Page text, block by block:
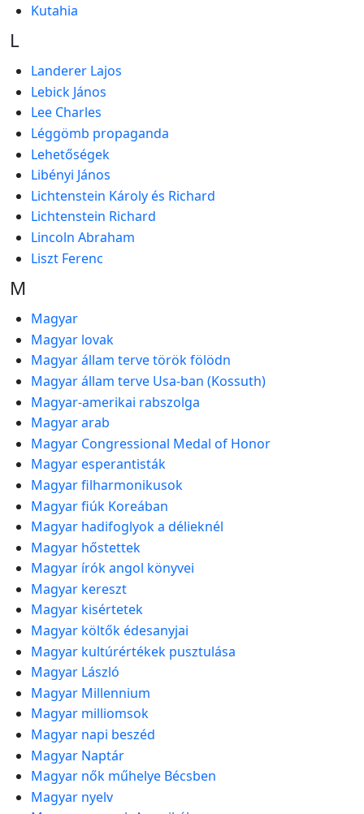
Kutahia
L
Landerer Lajos
Lebick János
Lee Charles
Léggömb propaganda
Lehetőségek
Libényi János
Lichtenstein Károly és Richard
Lichtenstein Richard
Lincoln Abraham
Liszt Ferenc
M
Magyar
Magyar lovak
Magyar állam terve török fölödn
Magyar állam terve Usa-ban (Kossuth)
Magyar-amerikai rabszolga
Magyar arab
Magyar Congressional Medal of Honor
Magyar esperantisták
Magyar filharmonikusok
Magyar fiúk Koreában
Magyar hadifoglyok a délieknél
Magyar hőstettek
Magyar írók angol könyvei
Magyar kereszt
Magyar kisértetek
Magyar költők édesanyjai
Magyar kultúrértékek pusztulása
Magyar László
Magyar Millennium
Magyar milliomsok
Magyar napi beszéd
Magyar Naptár
Magyar nők műhelye Bécsben
Magyar nyelv